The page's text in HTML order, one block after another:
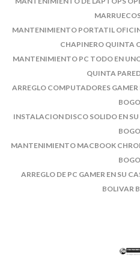
MANTENIMIENTO PORTATIL
CHAPINERO QUINTA
MANTENIMIENTO PC TODO EN
QUINTA
ARREGLO COMPUTADORES
INSTALACION DISCO SOLIDO EN
MANTENIMIENTO MACBOOK
ARREGLO DE PC GAMER EN SU
BOLIVAR